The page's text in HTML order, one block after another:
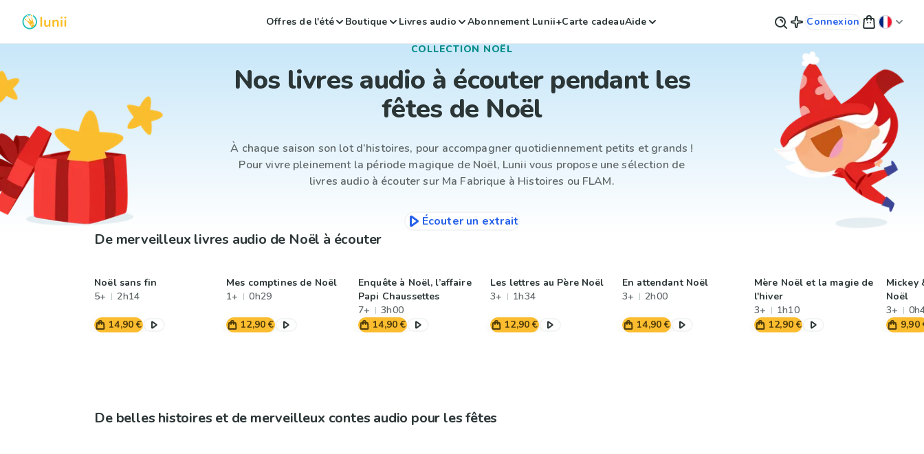
Offres de l'été Boutique Livres audio Abonnement Lunii+Carte cadeauAide Connexion
COLLECTION NOËL
Nos livres audio à écouter pendant les
fêtes de Noël
À chaque saison son lot d’histoires, pour accompagner quotidiennement petits et grands !
Pour vivre pleinement la période magique de Noël, Lunii vous propose une sélection de
livres audio à écouter sur Ma Fabrique à Histoires ou FLAM.
Écouter un extrait
De merveilleux livres audio de Noël à écouter
Noël sans fin
5+
2h14
14,90 €
Mes comptines de Noël
1+
0h29
12,90 €
Enquête à Noël, l’affaire
Papi Chaussettes
7+
3h00
14,90 €
Les lettres au Père Noël
3+
1h34
12,90 €
En attendant Noël
3+
2h00
14,90 €
Mère Noël et la magie de
l'hiver
3+
1h10
12,90 €
Mickey
Noël
3+
9,90
De belles histoires et de merveilleux contes audio pour les fêtes